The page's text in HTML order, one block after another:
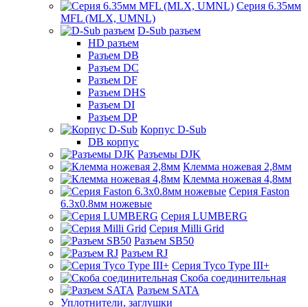
Серия 6.35мм
MFL (MLX, UMNL)
D-Sub разъем
HD разъем
Разъем DB
Разъем DC
Разъем DF
Разъем DHS
Разъем DI
Разъем DP
Корпус D-Sub
DB корпус
Разъемы DJK
Клемма ножевая 2,8мм
Клемма ножевая 4,8мм
Серия Faston
6.3х0.8мм ножевые
Серия LUMBERG
Серия Milli Grid
Разъем SB50
Разъем RJ
Серия Tyco Type III+
Скоба соединительная
Разъем SATA
Уплотнители, заглушки